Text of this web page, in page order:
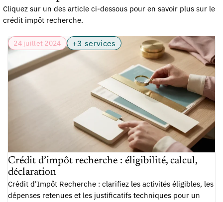
Cliquez sur un des article ci-dessous pour en savoir plus sur le
crédit impôt recherche.
24 juillet 2024 +3 services
Crédit d’impôt recherche : éligibilité, calcul,
déclaration
Crédit d'Impôt Recherche : clarifiez les activités éligibles, les
dépenses retenues et les justificatifs techniques pour un